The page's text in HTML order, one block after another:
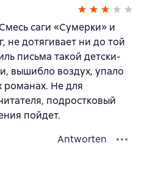
саги «Сумерки» и
не дотягивает ни до той
письма такой детски-
вышибло воздух, упало
романах. Не для
подростковый
пойдет.
Antworten